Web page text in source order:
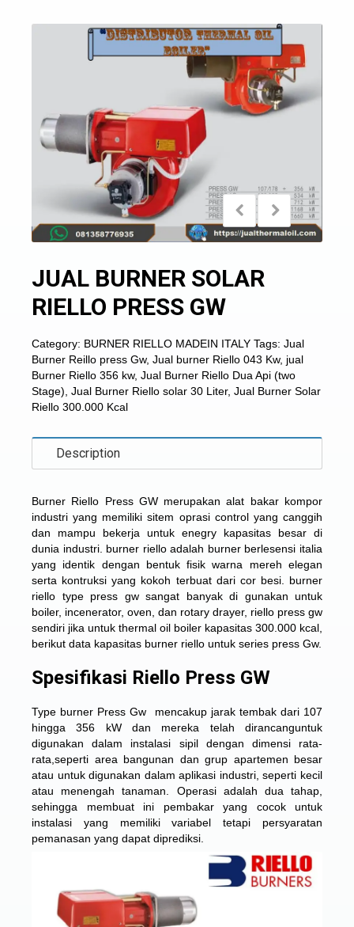
JUAL BURNER SOLAR
RIELLO PRESS GW
Category: BURNER RIELLO MADEIN ITALY Tags: Jual
Burner Reillo press Gw, Jual burner Riello 043 Kw, jual
Burner Riello 356 kw, Jual Burner Riello Dua Api (two
Stage) Jual Burner Riello solar 30 Liter, Jual Burner Solar
Riello 300.000 Kcal
Description
Burner Riello Press GWmerupakan alat bakar kompor
industri yang memiliki sitem oprasi control yang canggih
dan mampu bekerja untuk enegry kapasitas besar di
dunia industri. burner riello adalah burner berlesensi italia
yang identik dengan bentuk fisik warna mereh elegan
serta kontruksi yang kokoh terbuat dari cor besi. burner
riello type press gw sangat banyak di gunakan untuk
boiler, incenerator, oven, dan rotary drayer, riello press gw
sendiri jika untuk thermal oil boiler kapasitas 300.000 kcal,
berikut data kapasitas burner riello untuk series press Gw.
Spesifikasi Riello Press GW
Type burner Press Gw mencakup jarak tembak dari 107
hingga 356 kW dan mereka telah dirancanguntuk
digunakan dalam instalasi sipil dengan dimensi rata-
rata,seperti area bangunan dan grup apartemen besar
atau untuk digunakan dalam aplikasi industri, seperti kecil
atau menengah tanaman. Operasi adalah dua tahap,
sehingga membuat ini pembakar yang cocok untuk
instalasi yang memiliki variabel tetapi persyaratan
pemanasan yang dapat diprediksi.